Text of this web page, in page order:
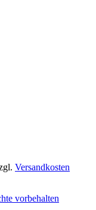
Versandkosten
vorbehalten